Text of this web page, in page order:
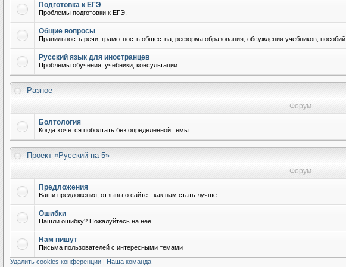
Подготовка к ЕГЭ
Проблемы подготовки к ЕГЭ.
Общие вопросы
Правильность речи, грамотность общества, реформа образования, обсуждения учебников, пособий.
Русский язык для иностранцев
Проблемы обучения, учебники, консультации
Разное
Форум
Болтология
Когда хочется поболтать без определенной темы.
Проект «Русский на 5»
Форум
Предложения
Ваши предложения, отзывы о сайте - как нам стать лучше
Ошибки
Нашли ошибку? Пожалуйтесь на нее.
Нам пишут
Письма пользователей с интересными темами
Удалить cookies конференции | Наша команда